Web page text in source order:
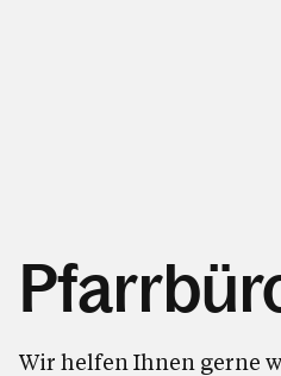
Wir helfen Ihnen gerne